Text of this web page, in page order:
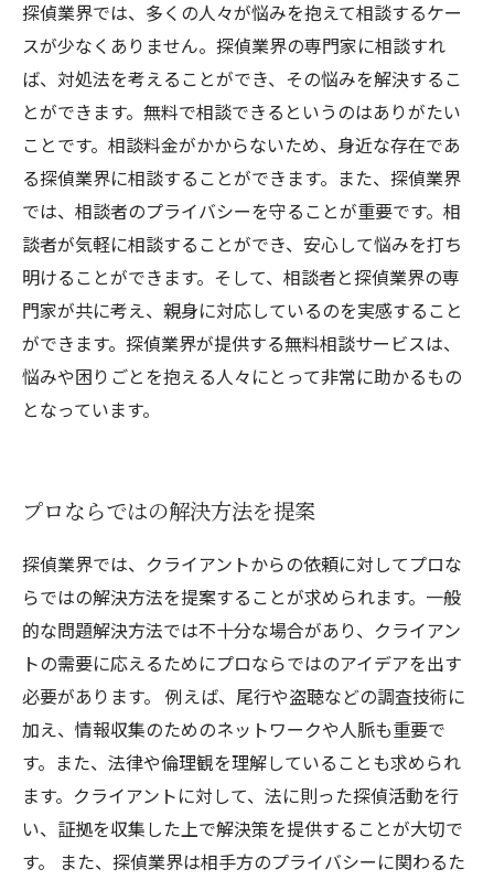
探偵業界では、多くの人々が悩みを抱えて相談するケー
スが少なくありません。探偵業界の専門家に相談すれ
ば、対処法を考えることができ、その悩みを解決するこ
とができます。無料で相談できるというのはありがたい
ことです。相談料金がかからないため、身近な存在であ
る探偵業界に相談することができます。また、探偵業界
では、相談者のプライバシーを守ることが重要です。相
談者が気軽に相談することができ、安心して悩みを打ち
明けることができます。そして、相談者と探偵業界の専
門家が共に考え、親身に対応しているのを実感すること
ができます。探偵業界が提供する無料相談サービスは、
悩みや困りごとを抱える人々にとって非常に助かるもの
となっています。
プロならではの解決方法を提案
探偵業界では、クライアントからの依頼に対してプロな
らではの解決方法を提案することが求められます。一般
的な問題解決方法では不十分な場合があり、クライアン
トの需要に応えるためにプロならではのアイデアを出す
必要があります。 例えば、尾行や盗聴などの調査技術に
加え、情報収集のためのネットワークや人脈も重要で
す。また、法律や倫理観を理解していることも求められ
ます。クライアントに対して、法に則った探偵活動を行
い、証拠を収集した上で解決策を提供することが大切で
す。 また、探偵業界は相手方のプライバシーに関わるた